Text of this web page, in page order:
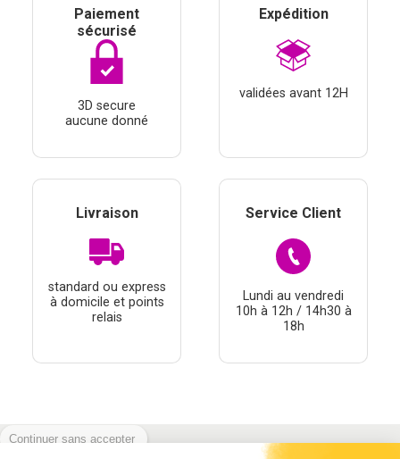
Paiement
sécurisé
3D secure
aucune donné
Expédition
validées avant 12H
Livraison
standard ou express
à domicile et points
relais
Service Client
Lundi au vendredi
10h à 12h / 14h30 à
18h
Continuer sans accepter